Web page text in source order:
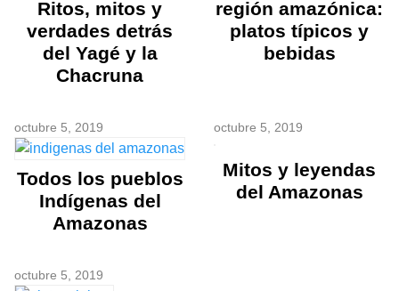
Ritos, mitos y
verdades detrás
del Yagé y la
Chacruna
región amazónica:
platos típicos y
bebidas
octubre 5, 2019
Todos los pueblos
Indígenas del
Amazonas
octubre 5, 2019
Mitos y leyendas
del Amazonas
octubre 5, 2019